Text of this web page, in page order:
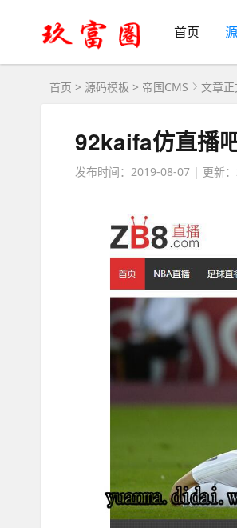
首页
首页 > 源码模板 > 帝国CMS 文章
92kaifa仿直播
发布时间：2019-08-07 | 更新